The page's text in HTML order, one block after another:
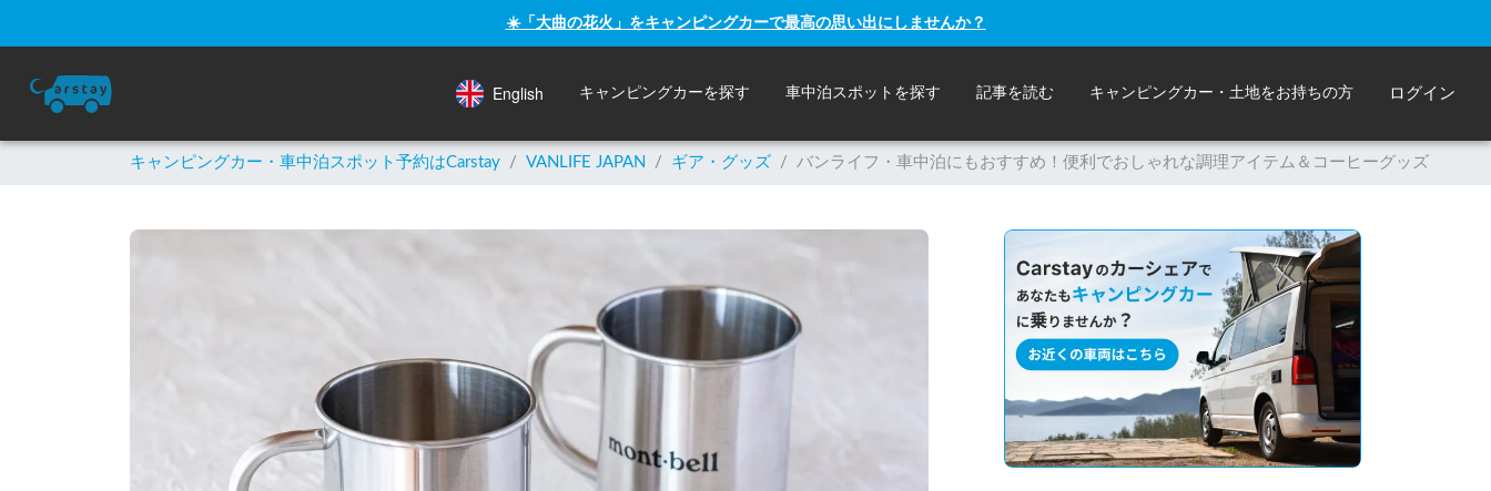
☀️「大曲の花火」をキャンピングカーで最高の思い出にしませんか？
English キャンピングカーを探す 車中泊スポットを探す 記事を読む キャンピングカー・土地をお持ちの方 ログイン
キャンピングカー・車中泊スポット予約はCarstay / VANLIFE JAPAN / ギア・グッズ / バンライフ・車中泊にもおすすめ！便利でおしゃれな調理アイテム＆コーヒーグッズ